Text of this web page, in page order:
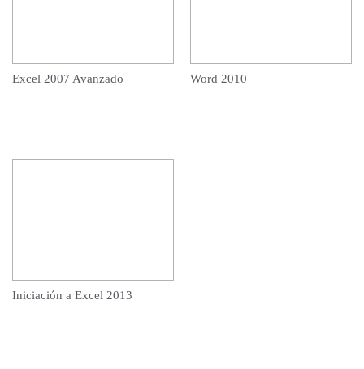
Excel 2007 Avanzado Word 2010
Iniciación a Excel 2013